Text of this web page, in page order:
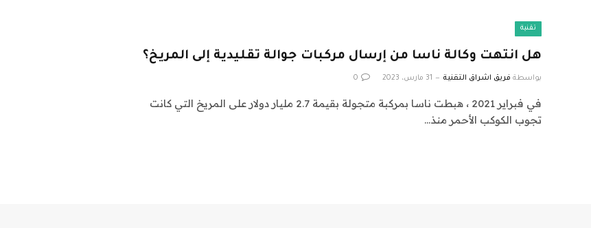
تقنية
هل انتهت وكالة ناسا من إرسال مركبات جوالة تقليدية إلى المريخ؟
بواسطة فريق اشراق التقنية 31 مارس، 2023 0
في فبراير 2021 ، هبطت ناسا بمركبة متجولة بقيمة 2.7 مليار دولار على المريخ التي كانت
تجوب الكوكب الأحمر منذ…